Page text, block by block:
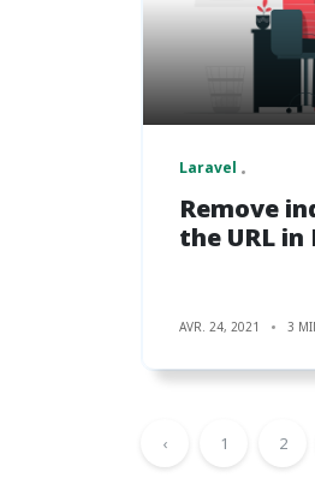
Laravel
Remove
the URL in
AVR. 24, 2021 3
‹ 1 2